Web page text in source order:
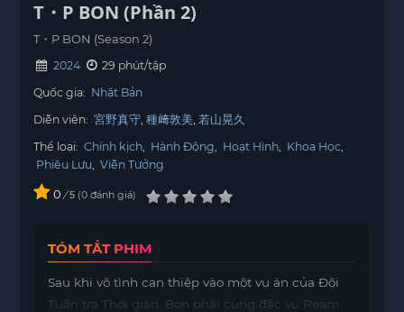
T・P BON (Phần 2)
T・P BON (Season 2)
2024
29 phút/tập
Quốc gia: Nhật Bản
Diễn viên: 宮野真守 種﨑敦美 若山晃久
Thể loại: Chính kịch Hành Động Hoạt Hình Khoa Học
Phiêu Lưu
Viễn Tưởng
0 / 5 0 đánh giá
TÓM TẮT PHIM
Sau khi vô tình can thiệp vào một vụ án của Đội
Tuần tra Thời gian, Bon phải cùng đặc vụ Ream